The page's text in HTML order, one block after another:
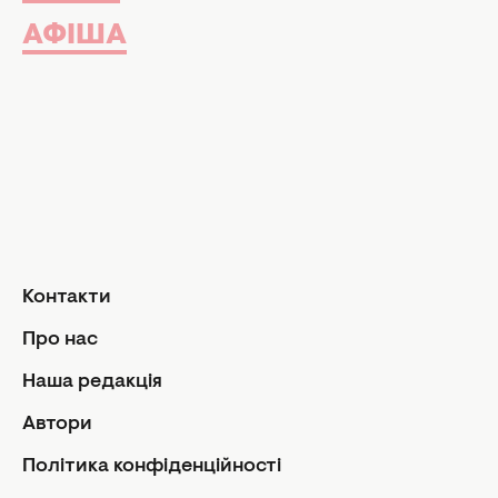
АФІША
Контакти
Про нас
Наша редакція
Автори
Політика конфіденційності
Інтерв'ю
Здоров'я